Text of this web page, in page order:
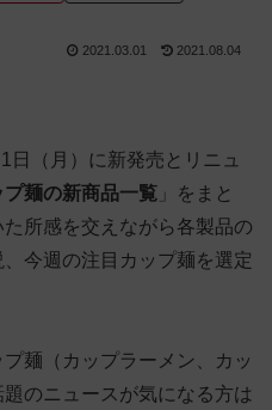
2021.03.01 2021.08.04
日（月）に新発売とリニュ
プ麺の新商品一覧 」をまと
所感を交えながら各製品の
今週の注目カップ麺を選定
麺（カップラーメン、カッ
のニュースが気になる方は